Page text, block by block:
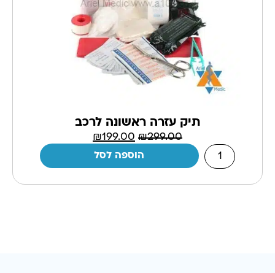
תיק עזרה ראשונה לרכב
₪299.00
₪199.00
הוספה לסל